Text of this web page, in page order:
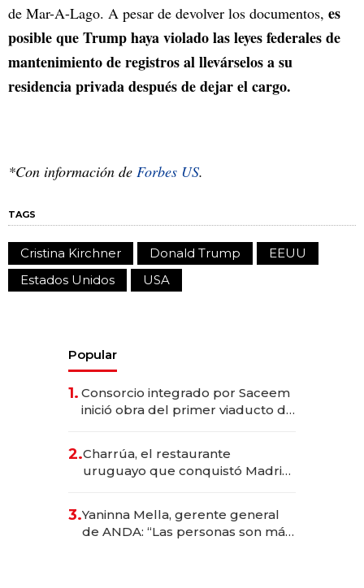
de Mar-A-Lago. A pesar de devolver los documentos, es
posible que Trump haya violado las leyes federales de
mantenimiento de registros al llevárselos a su
residencia privada después de dejar el cargo.
*Con información de Forbes US.
TAGS
Cristina Kirchner Donald Trump
EEUU
Estados Unidos
USA
Popular
1. Consorcio integrado por Saceem
inició obra del primer viaducto de
millones
2.Charrúa, el restaurante
uruguayo que conquistó Madrid:
anticipación y prepara apertura
3.Yaninna Mella, gerente general
de ANDA: “Las personas son más